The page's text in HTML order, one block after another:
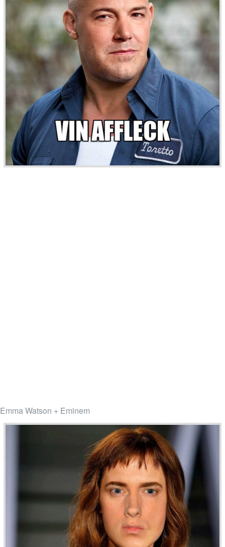
Emma Watson + Eminem